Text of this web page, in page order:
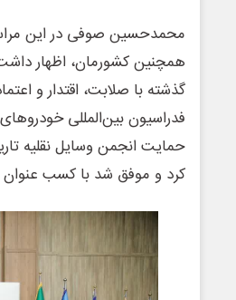
محمدحسین صوفی در این مراسم
همچنین کشورمان، اظهار
گذشته با صلابت، اقتدار و
کرد و موفق شد با کسب عنوان